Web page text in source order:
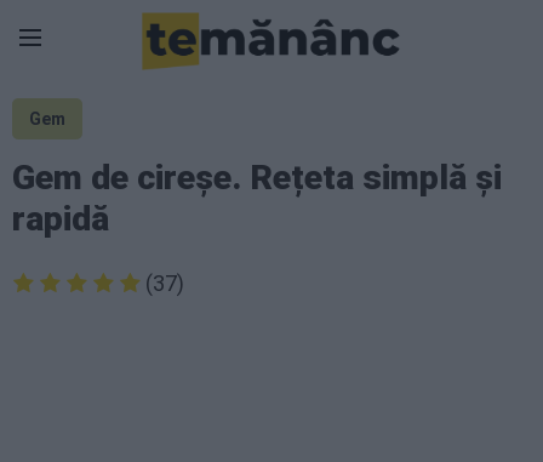
Gem
Gem de cireșe. Rețeta simplă și
rapidă
(37)